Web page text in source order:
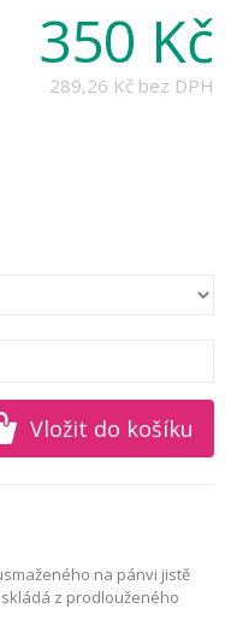
350 Kč
289,26 Kč bez DPH
na pánvi jistě
z prodlouženého